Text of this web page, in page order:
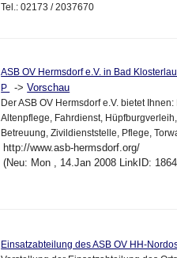
Tel.: 02173 / 2037670
ASB OV Hermsdorf e.V. in Bad
P
->Vorschau
Der ASB OV Hermsdorf e.V. bietet
Altenpflege, Fahrdienst,
Betreuung, Zivildienststelle, Pflege,
http://www.asb-hermsdorf.org/
(Neu: Mon , 14.Jan 2008 LinkID:
Einsatzabteilung des ASB OV HH-